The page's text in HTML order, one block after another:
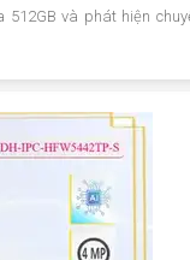
và phát hiện